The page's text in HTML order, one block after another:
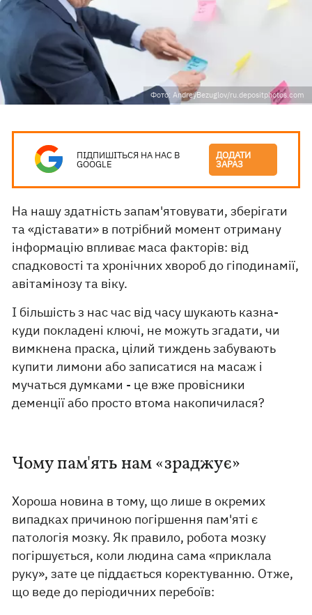
Фото: AndreyBezuglov/ru.depositphotos.com
ПІДПИШІТЬСЯ НА НАС В
GOOGLE
ДОДАТИ
ЗАРАЗ
На нашу здатність запам'ятовувати, зберігати
та «діставати» в потрібний момент отриману
інформацію впливає маса факторів: від
спадковості та хронічних хвороб до гіподинамії,
авітамінозу та віку.
І більшість з нас час від часу шукають казна-
куди покладені ключі, не можуть згадати, чи
вимкнена праска, цілий тиждень забувають
купити лимони або записатися на масаж і
мучаться думками - це вже провісники
деменції або просто втома накопичилася?
Чому пам'ять нам «зраджує»
Хороша новина в тому, що лише в окремих
випадках причиною погіршення пам'яті є
патологія мозку. Як правило, робота мозку
погіршується, коли людина сама «приклала
руку», зате це піддається коректуванню. Отже,
що веде до періодичних перебоїв: